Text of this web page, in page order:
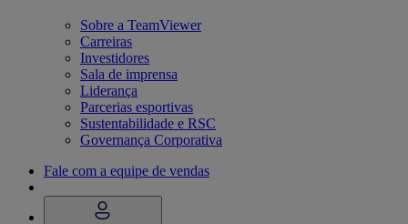
Sobre a TeamViewer
Carreiras
Investidores
Sala de imprensa
Liderança
Parcerias esportivas
Sustentabilidade e RSC
Governança Corporativa
Fale com a equipe de vendas